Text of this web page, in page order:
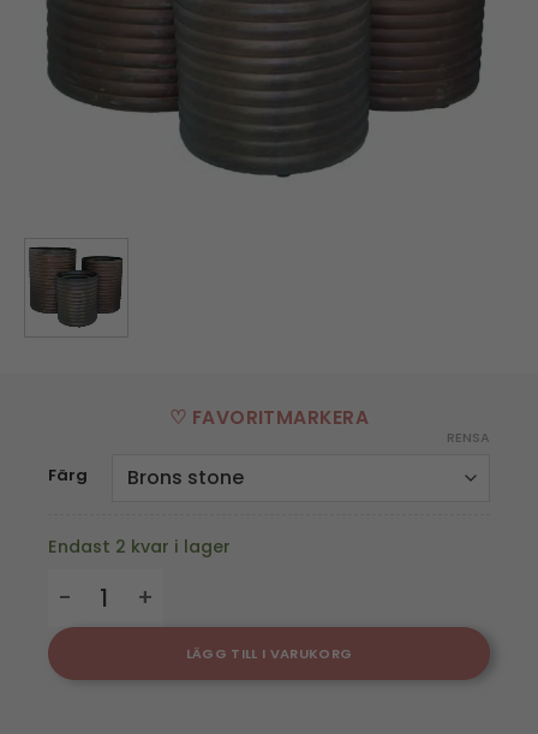
♡ FAVORITMARKERA
Färg
RENSA
Endast 2 kvar i lager
LÄGG TILL I VARUKORG